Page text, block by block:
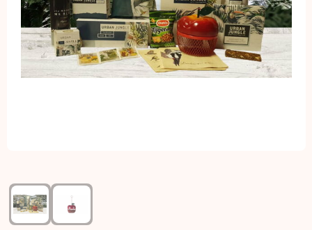
Kerst
Kinderen, Peuters en Baby's
Klokken, horloges en weerstations
Persoonlijke verzorging
Reisbenodigdheden